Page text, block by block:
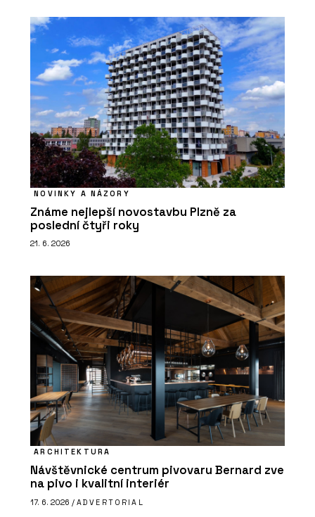
NOVINKY A NÁZORY
Známe nejlepší novostavbu Plzně za
poslední čtyři roky
21. 6. 2026
ARCHITEKTURA
Návštěvnické centrum pivovaru Bernard zve
na pivo i kvalitní interiér
17. 6. 2026 / ADVERTORIAL